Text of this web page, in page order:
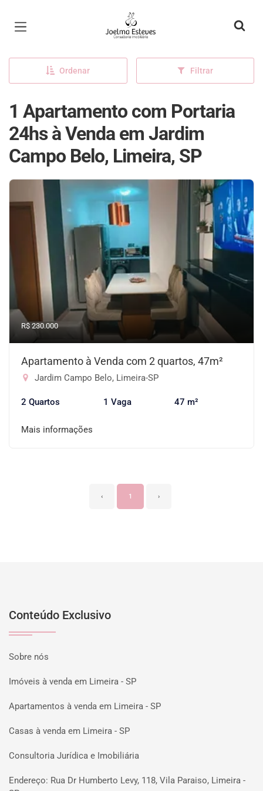
Página inicial
Ordenar Filtrar
1 Apartamento com Portaria
24hs à Venda em Jardim
Campo Belo, Limeira, SP
R$ 230.000
Apartamento à Venda com 2 quartos, 47m²
Jardim Campo Belo, Limeira-SP
2 Quartos 1 Vaga 47 m²
Mais informações
‹ 1 ›
Conteúdo Exclusivo
Sobre nós
Imóveis à venda em Limeira - SP
Apartamentos à venda em Limeira - SP
Casas à venda em Limeira - SP
Consultoria Jurídica e Imobiliária
Endereço: Rua Dr Humberto Levy, 118, Vila Paraiso, Limeira -